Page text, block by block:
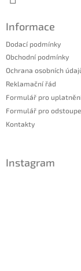
Informace
Dodací podmínky
Obchodní podmínky
Ochrana osobních
Reklamační řád
Formulář pro
Formulář pro
Kontakty
Instagram